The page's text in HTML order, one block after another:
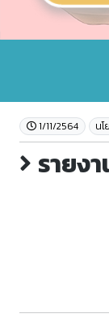
1/11/2564 น
รายง